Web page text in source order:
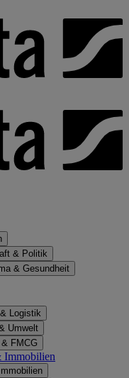
& Politik
& Gesundheit
Logistik
Umwelt
FMCG
Immobilien